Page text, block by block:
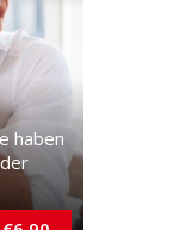
haben